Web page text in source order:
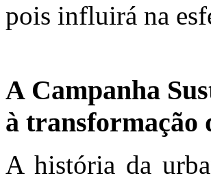
pois influirá na
A Campanha
à
A história da